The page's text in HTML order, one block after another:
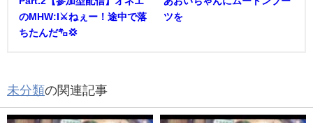
のMHW:I⚔️ねぇー！途中で落
ちたんだ㌔💢
ツを
未分類の関連記事